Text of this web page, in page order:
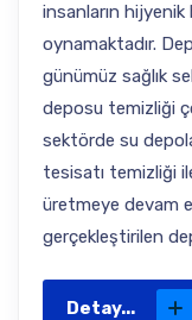
insanların
oynamaktadır.
günümüz sağlık
deposu temizliği
sektörde su
tesisatı temizliği
üretmeye devam
gerçekleştirilen
Detay...